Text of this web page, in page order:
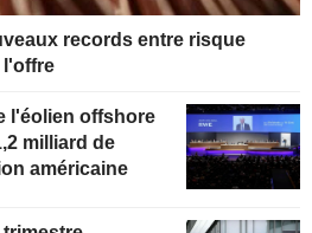
records entre risque
l'offre
milliard de
américaine